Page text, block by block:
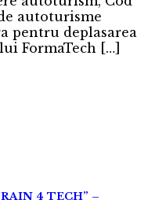
autoturisme
pentru deplasarea
FormaTech […]
4 TECH” –